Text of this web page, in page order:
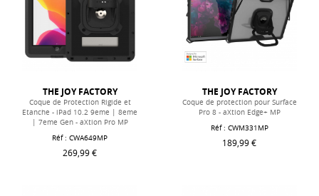
THE JOY FACTORY
Coque de Protection Rigide et
Etanche - iPad 10.2 9eme | 8eme
| 7eme Gen - aXtion Pro MP
Réf : CWA649MP
269,99 €
THE JOY FACTORY
Coque de protection pour Surface
Pro 8 - aXtion Edge+ MP
Réf : CWM331MP
189,99 €